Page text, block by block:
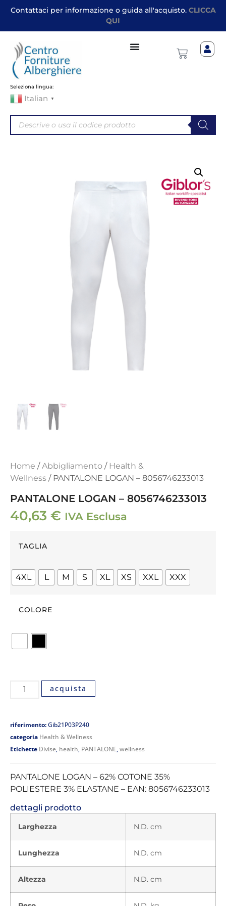
Contattaci per informazione o guida all'acquisto. CLICCA
QUI
Seleziona lingua:
Italian ▼
Home /Abbigliamento / Health &
Wellness / PANTALONE LOGAN – 8056746233013
PANTALONE LOGAN – 8056746233013
40,63 € IVA Esclusa
TAGLIA
4XL L M S XL XS XXL XXX
COLORE
acquista
riferimento:Gib21P03P240
categoria Health & Wellness
Etichette Divise, health, PANTALONE,wellness
PANTALONE LOGAN – 62% COTONE 35%
POLIESTERE 3% ELASTANE – EAN: 8056746233013
dettagli prodotto
Larghezza N.D. cm
Lunghezza N.D. cm
Altezza N.D. cm